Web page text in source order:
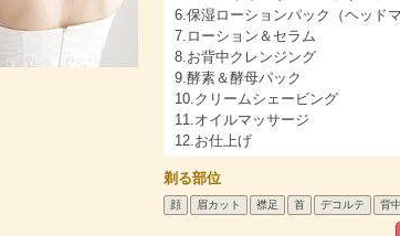
6.保湿ローションパック（ヘッド
7.ローション＆セラム
8.お背中クレンジング
9.酵素＆酵母パック
10.クリームシェービング
11.オイルマッサージ
12.お仕上げ
剃る部位
顔 眉カット 襟足 首 デコルテ 背中